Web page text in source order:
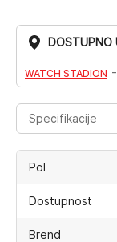
DOSTUPNO
WATCH STADION -
Specifikacije
Pol
Dostupnost
Brend